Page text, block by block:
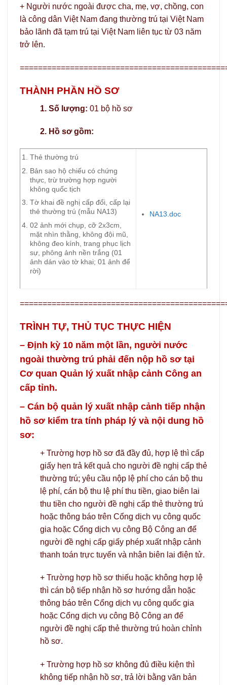
+ Người nước ngoài được cha, mẹ, vợ, chồng, con
là công dân Việt Nam đang thường trú tại Việt Nam
bảo lãnh đã tạm trú tại Việt Nam liên tục từ 03 năm
trở lên.
THÀNH PHẦN HỒ SƠ
1. Số lượng: 01 bộ hồ sơ
2. Hồ sơ gồm:
Thẻ thường trú
Bản sao hộ chiếu có chứng
thực, trừ trường hợp người
không quốc tịch
Tờ khai đề nghị cấp đổi, cấp lại
thẻ thường trú (mẫu NA13)
02 ảnh mới chụp, cỡ 2x3cm,
mặt nhìn thằng, không đội mũ,
không đeo kính, trang phục lịch
sự, phông ảnh nền trắng (01
ảnh dán vào tờ khai; 01 ảnh để
rời)
NA13.doc
TRÌNH TỰ, THỦ TỤC THỰC HIỆN
– Định kỳ 10 năm một lần, người nước
ngoài thường trú phải đến nộp hồ sơ tại
Cơ quan Quản lý xuất nhập cảnh Công an
cấp tỉnh.
– Cán bộ quản lý xuất nhập cảnh tiếp nhận
hồ sơ kiểm tra tính pháp lý và nội dung hồ
sơ:
+ Trường hợp hồ sơ đã đầy đủ, hợp lệ thì cấp
giấy hẹn trả kết quả cho người đề nghị cấp thẻ
thường trú; yêu cầu nộp lệ phí cho cán bộ thu
lệ phí, cán bộ thu lệ phí thu tiền, giao biên lai
thu tiền cho người đề nghị cấp thẻ thường trú
hoặc thông báo trên Cổng dịch vụ công quốc
gia hoặc Cổng dịch vụ công Bộ Công an để
người đề nghị cấp giấy phép xuất nhập cảnh
thanh toán trực tuyến và nhận biên lai điện tử.
+ Trường hợp hồ sơ thiếu hoặc không hợp lệ
thì cán bộ tiếp nhận hồ sơ hướng dẫn hoặc
thông báo trên Cổng dịch vụ công quốc gia
hoặc Cổng dịch vụ công Bộ Công an để
người đề nghị cấp thẻ thường trú hoàn chỉnh
hồ sơ.
+ Trường hợp hồ sơ không đủ điều kiện thì
không tiếp nhận hồ sơ, trả lời bằng văn bản